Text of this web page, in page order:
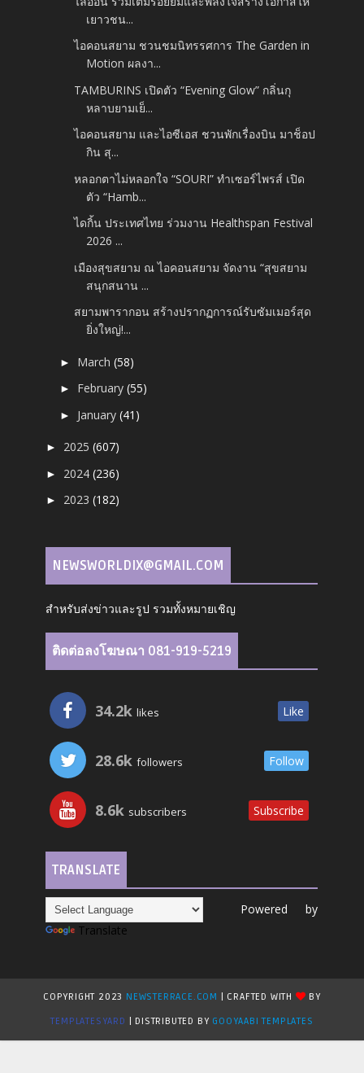
เยาวชน...
ไอคอนสยาม ชวนชมนิทรรศการ The Garden in
Motion ผลงา...
TAMBURINS เปิดตัว “Evening Glow” กลิ่นกุ
หลาบยามเย็...
ไอคอนสยาม และไอซีเอส ชวนพักเรื่องบิน มาช็อป
กิน สุ...
หลอกตาไม่หลอกใจ “SOURI” ทำเซอร์ไพรส์ เปิด
ตัว “Hamb...
ไดกิ้น ประเทศไทย ร่วมงาน Healthspan Festival
2026 ...
เมืองสุขสยาม ณ ไอคอนสยาม จัดงาน “สุขสยาม
สนุกสนาน ...
สยามพารากอน สร้างปรากฏการณ์รับซัมเมอร์สุด
ยิ่งใหญ่!...
► March(58)
► February(55)
► January(41)
► 2025(607)
► 2024(236)
► 2023(182)
NEWSWORLDIX@GMAIL.COM
สำหรับส่งข่าวและรูป รวมทั้งหมายเชิญ
ติดต่อลงโฆษณา 081-919-5219
34.2k likes Like
28.6k followers Follow
8.6k subscribers Subscribe
TRANSLATE
Powered by
Translate
COPYRIGHT 2023 NEWSTERRACE.COM | CRAFTED WITH
BY
TEMPLATESYARD
| DISTRIBUTED BY GOOYAABI TEMPLATES